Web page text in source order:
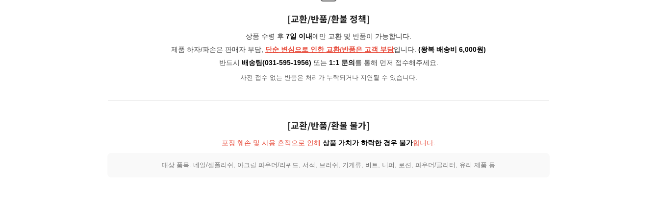
[교환/반품/환불 정책]
상품 수령 후 7일 이내에만 교환 및 반품이 가능합니다.
제품 하자/파손은 판매자 부담, 단순 변심으로 인한 교환/반품은 고객 부담입니다. (왕복 배송비 6,000원)
반드시 배송팀(031-595-1956) 또는 1:1 문의 를 통해 먼저 접수해주세요.
사전 접수 없는 반품은 처리가 누락되거나 지연될 수 있습니다.
[교환/반품/환불 불가]
포장 훼손 및 사용 흔적으로 인해 상품 가치가 하락한 경우 불가합니다.
대상 품목: 네일/젤폴리쉬, 아크릴 파우더/리퀴드, 서적, 브러쉬, 기계류, 비트, 니퍼, 로션, 파우더/글리터, 유리 제품 등